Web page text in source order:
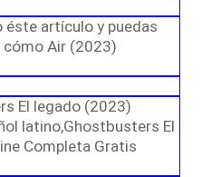
éste artículo y puedas
Air (2023)
El legado (2023)
latino,Ghostbusters El
Completa Gratis